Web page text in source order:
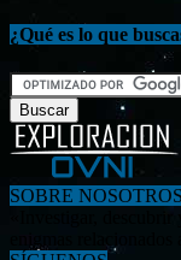
¿Qué es lo que
SOBRE NOSOTROS
«Investigar,
enigmas